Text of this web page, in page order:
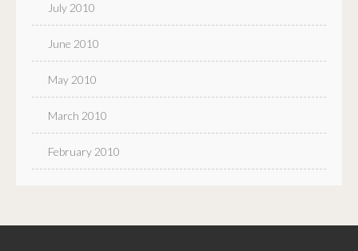
July 2010
June 2010
May 2010
March 2010
February 2010